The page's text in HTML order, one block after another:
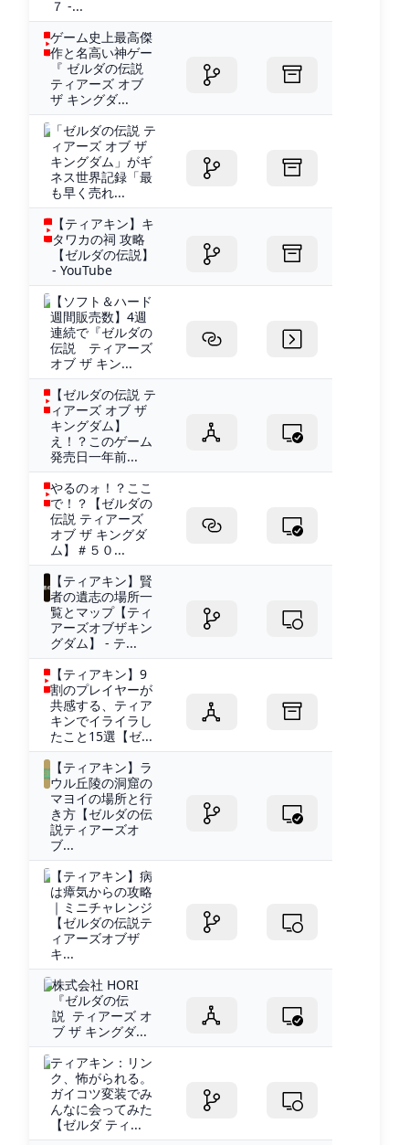
７ -...
ゲーム史上最高傑
作と名高い神ゲー
『 ゼルダの伝説
ティアーズ オブ
ザ キングダ...
「ゼルダの伝説 テ
ィアーズ オブ ザ
キングダム」がギ
ネス世界記録「最
も早く売れ...
【ティアキン】キ
タワカの祠 攻略
【ゼルダの伝説】
- YouTube
【ソフト＆ハード
週間販売数】4週
連続で『ゼルダの
伝説 ティアーズ
オブ ザ キン...
【ゼルダの伝説 テ
ィアーズ オブ ザ
キングダム】
え！？このゲーム
発売日一年前...
やるのォ！？ここ
で！？【ゼルダの
伝説 ティアーズ
オブ ザ キングダ
ム】＃５０...
【ティアキン】賢
者の遺志の場所一
覧とマップ【ティ
アーズオブザキン
グダム】 - テ...
【ティアキン】9
割のプレイヤーが
共感する、ティア
キンでイライラし
たこと15選【ゼ...
【ティアキン】ラ
ウル丘陵の洞窟の
マヨイの場所と行
き方【ゼルダの伝
説ティアーズオ
ブ...
【ティアキン】病
は瘴気からの攻略
｜ミニチャレンジ
【ゼルダの伝説テ
ィアーズオブザ
キ...
株式会社 HORI
『ゼルダの伝
説 ティアーズ オ
ブ ザ キングダ...
ティアキン：リン
ク、怖がられる。
ガイコツ変装でみ
んなに会ってみた
【ゼルダ ティ...